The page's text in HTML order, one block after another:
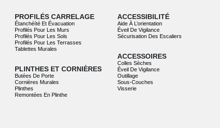
PROFILÉS CARRELAGE
Étanchéíté Et Évacuation
Profilés Pour Les Murs
Profilés Pour Les Sols
Profilés Pour Les Terrasses
Tablettes Murales
PLINTHES ET CORNIÈRES
Butées De Porte
Cornières Murales
Plinthes
Remontées En Plinthe
ACCESSIBILITÉ
Aide À L’orientation
Éveil De Vigilance
Sécurisation Des Escaliers
ACCESSOIRES
Colles Sèches
Éveil De Vigilance
Outillage
Sous-Couches
Visserie